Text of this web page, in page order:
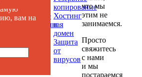
Поисковое
продвижение
Таргетированная
копирование
Хостинг
и
домен
Защита
от
вирусов
что мы
этим не
занимаемся.
Просто
свяжитесь
с нами
и мы
постараемся
вам на